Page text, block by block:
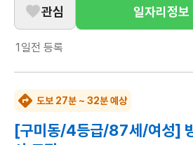
관심 일자리정보
1일전 등록
도보 27분 ~ 32분 예상
[구미동/4등급/87세/여성]